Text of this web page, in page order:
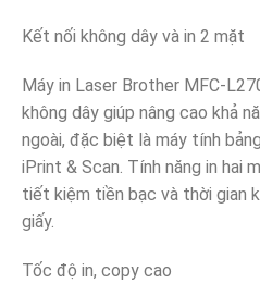
Kết nối không dây và in 2 mặt
Máy in Laser Brother MFC-
không dây giúp nâng cao khả
ngoài, đặc biệt là máy tính
iPrint & Scan. Tính năng in hai
tiết kiệm tiền bạc và thời gian
giấy.
Tốc độ in, copy cao